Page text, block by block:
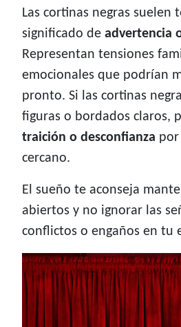
Las cortinas negras suelen
significado de advertencia
Representan tensiones
emocionales que podrían
pronto. Si las cortinas
figuras o bordados claros,
traición o desconfianza
cercano.
El sueño te aconseja
abiertos y no ignorar las
conflictos o engaños en tu